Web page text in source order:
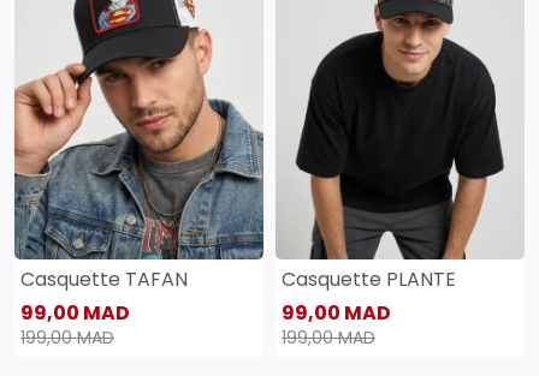
Casquette TAFAN
99,00 MAD
199,00 MAD
Casquette PLANTE
99,00 MAD
199,00 MAD